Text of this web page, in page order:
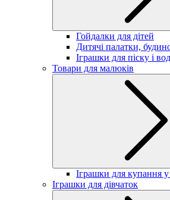
Гойдалки для дітей
Дитячі палатки,
Іграшки для піску і
Товари для малюків
Іграшки для купання у
Іграшки для дівчаток